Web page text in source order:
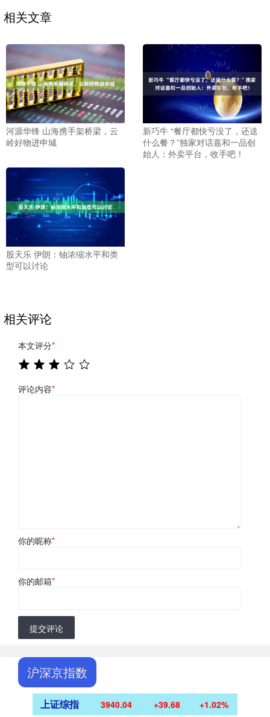
相关文章
河源华锋 山海携手架桥梁，云
岭好物进申城
新巧牛 “餐厅都快亏没了，还送
什么餐？”独家对话嘉和一品创
始人：外卖平台，收手吧！
股天乐 伊朗：铀浓缩水平和类
型可以讨论
相关评论
本文评分*
评论内容*
你的昵称*
你的邮箱*
提交评论
沪深京指数
上证综指 3940.04 +39.68 +1.02%